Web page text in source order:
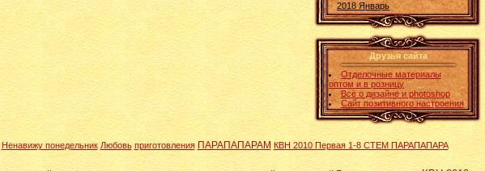
2018 Январь
Друзья сайта
Отделочные материалы
оптом и в розницу
Всё о дизайне и photoshop
Сайт позитивного настроения
Ненавижу понедельник Любовь приготовления ПАРАПАПАРАМ КВН 2010 Первая 1-8 СТЕМ ПАРАПАПАРА